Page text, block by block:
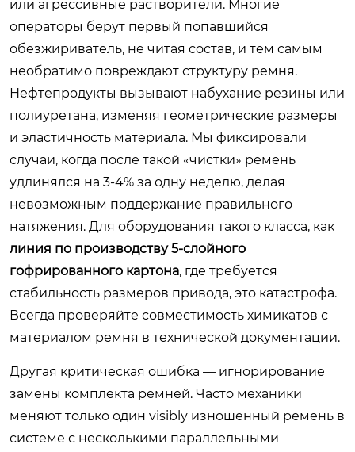
или агрессивные растворители. Многие
операторы берут первый попавшийся
обезжириватель, не читая состав, и тем самым
необратимо повреждают структуру ремня.
Нефтепродукты вызывают набухание резины или
полиуретана, изменяя геометрические размеры
и эластичность материала. Мы фиксировали
случаи, когда после такой «чистки» ремень
удлинялся на 3-4% за одну неделю, делая
невозможным поддержание правильного
натяжения. Для оборудования такого класса, как
линия по производству 5-слойного
гофрированного картона, где требуется
стабильность размеров привода, это катастрофа.
Всегда проверяйте совместимость химикатов с
материалом ремня в технической документации.
Другая критическая ошибка — игнорирование
замены комплекта ремней. Часто механики
меняют только один visibly изношенный ремень в
системе с несколькими параллельными